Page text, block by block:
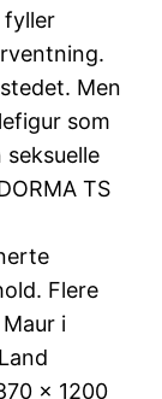
fyller
Men
som
TS
Flere
i
x 1200